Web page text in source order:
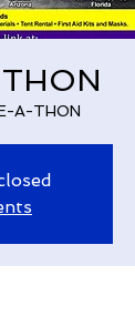
A-THON